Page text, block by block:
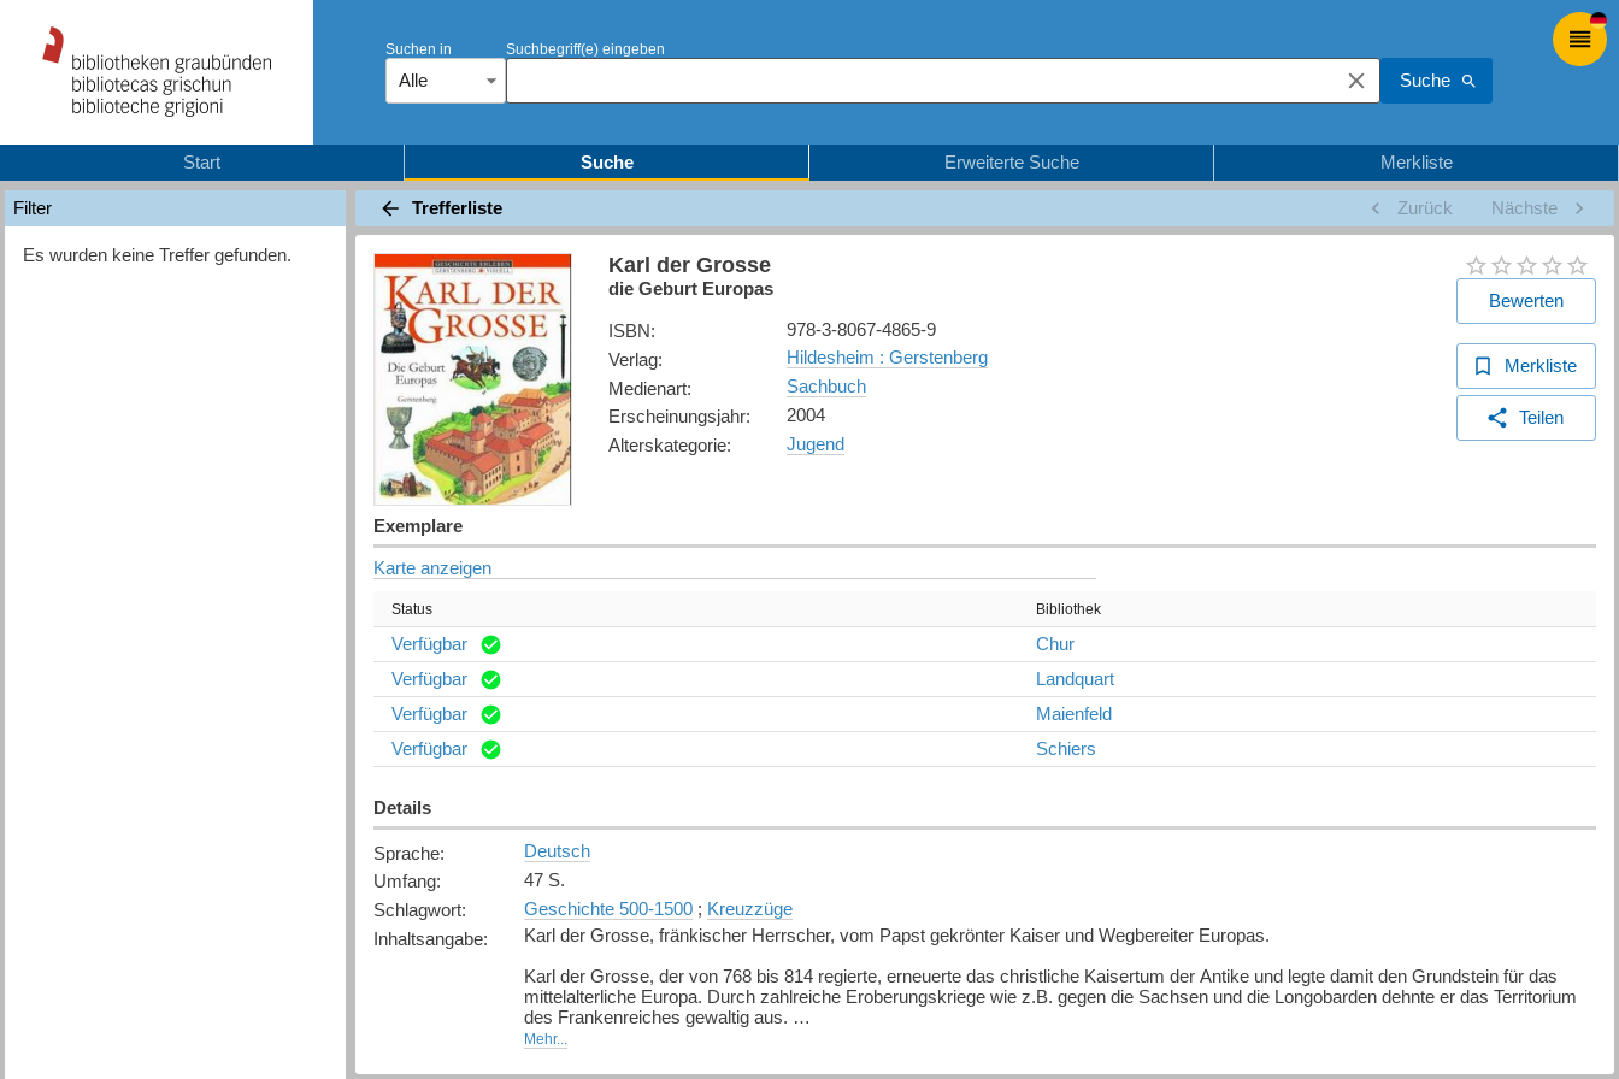
Suchen in
Alle
Suchbegriff(e) eingeben
Suche
Start Suche Erweiterte Suche Merkliste
Filter
Es wurden keine Treffer gefunden.
Trefferliste Zurück Nächste
Karl der Grosse
die Geburt Europas
ISBN:
978-3-8067-4865-9
Verlag:
Hildesheim : Gerstenberg
Medienart:
Sachbuch
Erscheinungsjahr:
2004
Alterskategorie: Jugend
Bewerten
Merkliste
Teilen
Exemplare
Karte anzeigen
Status Bibliothek
Verfügbar
Chur
Verfügbar
Landquart
Verfügbar
Maienfeld
Verfügbar
Schiers
Details
Sprache:
Deutsch
Umfang:
47 S.
Schlagwort: Geschichte 500-1500; Kreuzzüge
Inhaltsangabe:
Karl der Grosse, fränkischer Herrscher, vom Papst gekrönter Kaiser und Wegbereiter Europas.
Karl der Grosse, der von 768 bis 814 regierte, erneuerte das christliche Kaisertum der Antike und legte damit den Grundstein für das
mittelalterliche Europa. Durch zahlreiche Eroberungskriege wie z.B. gegen die Sachsen und die Longobarden dehnte er das Territorium
des Frankenreiches gewaltig aus.
Mehr...